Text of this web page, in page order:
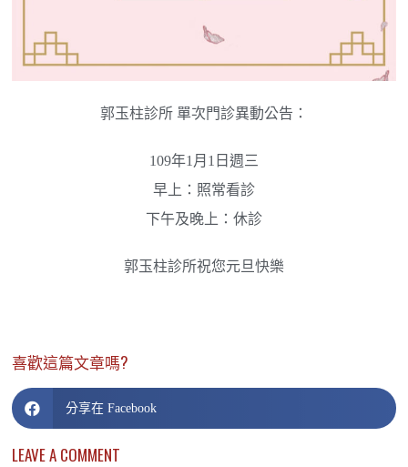
郭玉柱診所 單次門診異動公告：
109年1月1日週三
早上：照常看診
下午及晚上：休診
郭玉柱診所祝您元旦快樂
喜歡這篇文章嗎?
分享在 Facebook
LEAVE A COMMENT